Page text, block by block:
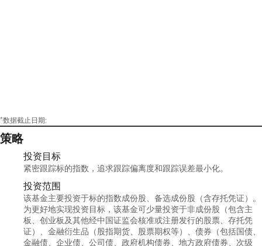
*数据截止日期:
策略
投资目标
紧密跟踪标的指数，追求跟踪偏离度和跟踪误差最小化。
投资范围
该基金主要投资于标的指数成份股、备选成份股（含存托凭证）。
为更好地实现投资目标，该基金可少量投资于非成份股（包含主
板、创业板及其他经中国证监会核准或注册发行的股票、存托凭
证）、金融衍生品（股指期货、股票期权等）、债券（包括国债、
金融债、企业债、公司债、政府机构债券、地方政府债券、次级